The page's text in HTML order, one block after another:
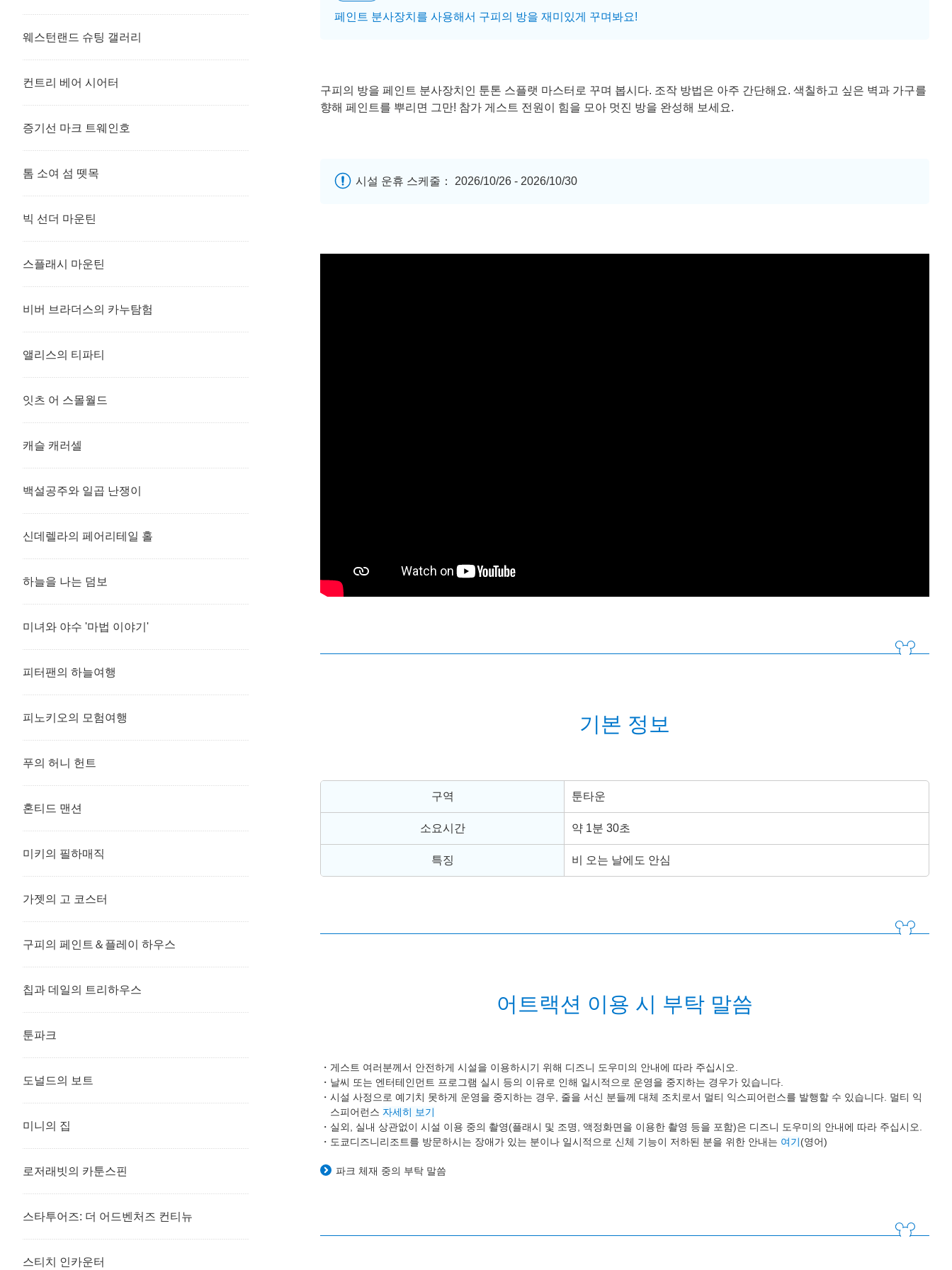
페인트 분사장치를 사용해서 구피의 방을 재미있게 꾸며봐요!
구피의 방을 페인트 분사장치인 툰톤 스플랫 마스터로 꾸며 봅시다. 조작 방법은 아주 간단해요. 색칠하고 싶은 벽과 가구를
향해 페인트를 뿌리면 그만! 참가 게스트 전원이 힘을 모아 멋진 방을 완성해 보세요.
시설 운휴 스케줄： 2026/10/26 - 2026/10/30
기본 정보
구역 툰타운
소요시간 약 1분 30초
특징 비 오는 날에도 안심
어트랙션 이용 시 부탁 말씀
게스트 여러분께서 안전하게 시설을 이용하시기 위해 디즈니 도우미의 안내에 따라 주십시오.
날씨 또는 엔터테인먼트 프로그램 실시 등의 이유로 인해 일시적으로 운영을 중지하는 경우가 있습니다.
시설 사정으로 예기치 못하게 운영을 중지하는 경우, 줄을 서신 분들께 대체 조치로서 멀티 익스피어런스를 발행할 수 있습니다. 멀티 익
스피어런스 자세히 보기
실외, 실내 상관없이 시설 이용 중의 촬영(플래시 및 조명, 액정화면을 이용한 촬영 등을 포함)은 디즈니 도우미의 안내에 따라 주십시오.
도쿄디즈니리조트를 방문하시는 장애가 있는 분이나 일시적으로 신체 기능이 저하된 분을 위한 안내는 여기(영어)
파크 체재 중의 부탁 말씀
웨스턴랜드 슈팅 갤러리
컨트리 베어 시어터
증기선 마크 트웨인호
톰 소여 섬 뗏목
빅 선더 마운틴
스플래시 마운틴
비버 브라더스의 카누탐험
앨리스의 티파티
잇츠 어 스몰월드
캐슬 캐러셀
백설공주와 일곱 난쟁이
신데렐라의 페어리테일 홀
하늘을 나는 덤보
미녀와 야수 '마법 이야기'
피터팬의 하늘여행
피노키오의 모험여행
푸의 허니 헌트
혼티드 맨션
미키의 필하매직
가젯의 고 코스터
구피의 페인트＆플레이 하우스
칩과 데일의 트리하우스
툰파크
도널드의 보트
미니의 집
로저래빗의 카툰스핀
스타투어즈: 더 어드벤처즈 컨티뉴
스티치 인카운터